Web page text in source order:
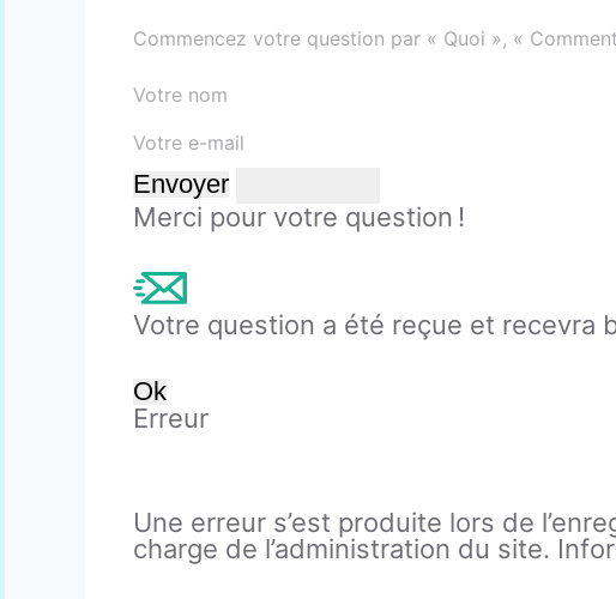
Envoyer
Merci pour votre question !
Votre question a été reçue et recevra
Ok
Erreur
Une erreur s’est produite lors de
charge de l’administration du site.